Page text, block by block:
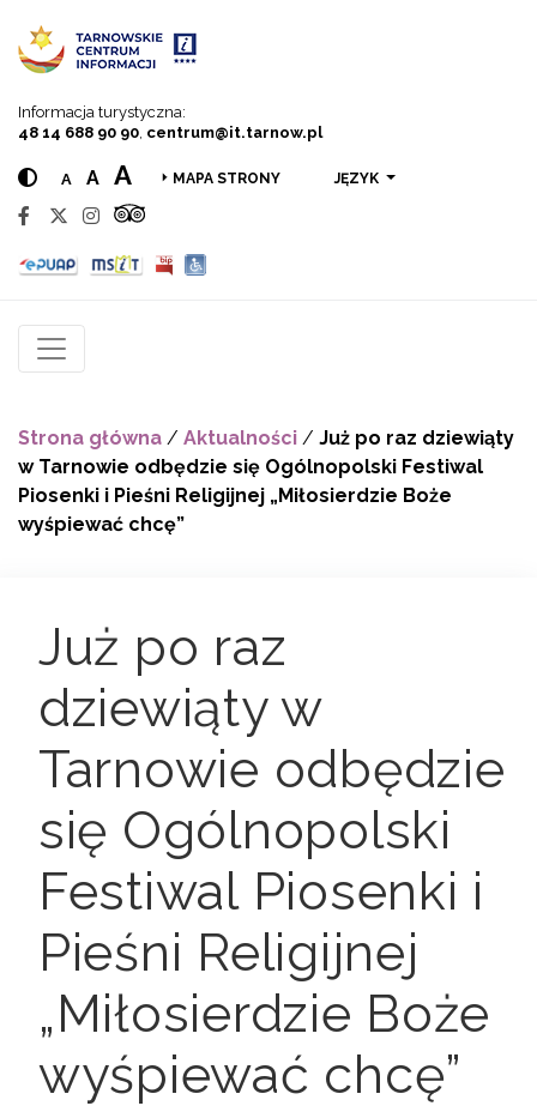
Informacja turystyczna:
48 14 688 90 90 centrum@it.tarnow.pl
A A A MAPA STRONY JĘZYK
Strona główna / Aktualności / Już po raz dziewiąty
w Tarnowie odbędzie się Ogólnopolski Festiwal
Piosenki i Pieśni Religijnej „Miłosierdzie Boże
wyśpiewać chcę”
Już po raz
dziewiąty w
Tarnowie odbędzie
się Ogólnopolski
Festiwal Piosenki i
Pieśni Religijnej
„Miłosierdzie Boże
wyśpiewać chcę”